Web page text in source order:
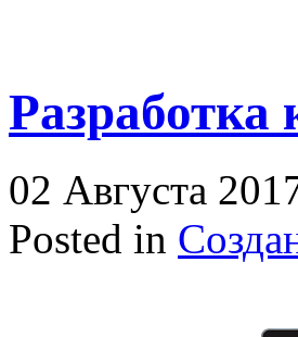
Разработка
02 Августа
Posted in